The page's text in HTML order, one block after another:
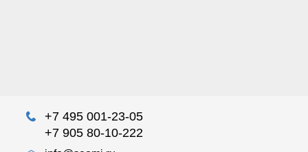
+7 495 001-23-05
+7 905 80-10-222